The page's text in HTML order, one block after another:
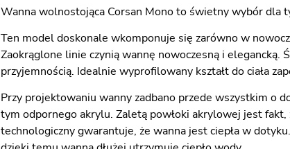
Wanna wolnostojąca Corsan Mono to świetny wybór dla
Ten model doskonale wkomponuje się zarówno w
Zaokrąglone linie czynią wannę nowoczesną i
przyjemnością. Idealnie wyprofilowany kształt do ciała
Przy projektowaniu wanny zadbano przede wszystkim o
tym odpornego akrylu. Zaletą powłoki akrylowej jest fakt,
technologiczny gwarantuje, że wanna jest ciepła w